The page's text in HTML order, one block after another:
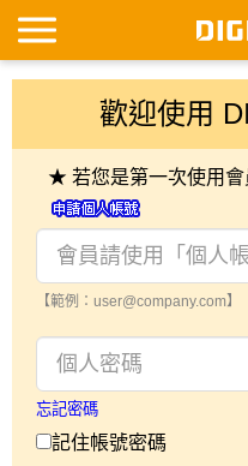
歡迎使用
★ 若您是第一次使用
【範例：user@company.com】
忘記密碼
記住帳號密碼